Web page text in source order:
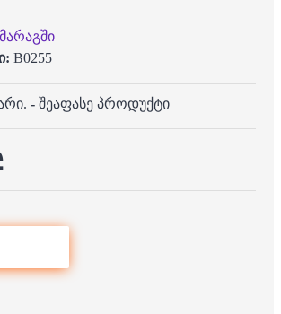
B0255
- შეაფასე პროდუქტი